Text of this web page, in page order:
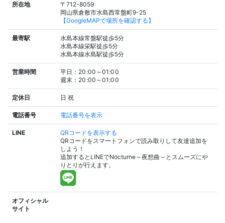
所在地
〒712-8059
岡山県倉敷市水島西常盤町9-25
【GoogleMAPで場所を確認する】
最寄駅
水島本線常盤駅徒歩5分
水島本線栄駅徒歩5分
水島本線水島駅徒歩5分
営業時間
平日：20:00～01:00
週末：20:00～01:00
定休日 日 祝
電話番号 電話番号を表示
LINE
QRコードを表示する
QRコードをスマートフォンで読み取りして友達追加を
しよう！
追加するとLINEでNocturne～夜想曲～とスムーズにや
りとりが行えます。
オフィシャル
サイト